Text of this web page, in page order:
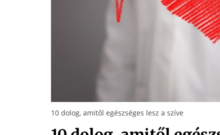
10 dolog, amitől egészséges lesz a szíve